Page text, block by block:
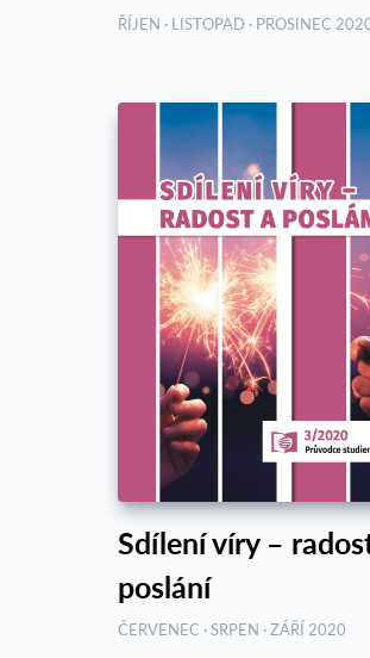
ŘÍJEN · LISTOPAD · PROSINEC
Sdílení víry –
poslání
ČERVENEC · SRPEN · ZÁŘÍ 2020